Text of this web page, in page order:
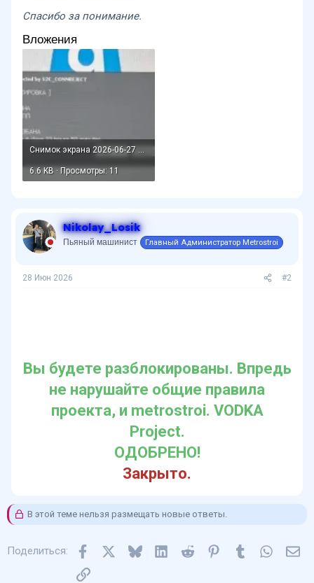
Спасибо за понимание.
Вложения
Снимок экрана 2026-06-27 181753.webp
6.6 KB · Просмотры: 11
Nikolay_Losik
Пьяный машинист Главный Администратор Metrostroi
28 Июн 2026 #2
Вы будете разблокированы. Впредь
не нарушайте общие правила
проекта, и metrostroi. VODKA
Project.
ОДОБРЕНО!
Закрыто.
В этой теме нельзя размещать новые ответы.
Поделиться: Facebook Bluesky LinkedInReddit PinterestTumblr
Ссылка